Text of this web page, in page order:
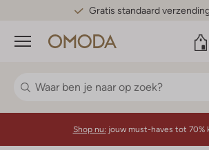
Gratis standaard
Menu
Shop nu: jouw must-haves tot 70%